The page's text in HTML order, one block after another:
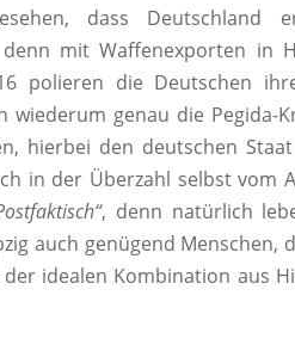
dass Deutschland
mit Waffenexporten in
polieren die Deutschen
genau die Pegida-
hierbei den deutschen
in der Überzahl selbst vom
, denn natürlich
auch genügend Menschen,
idealen Kombination aus